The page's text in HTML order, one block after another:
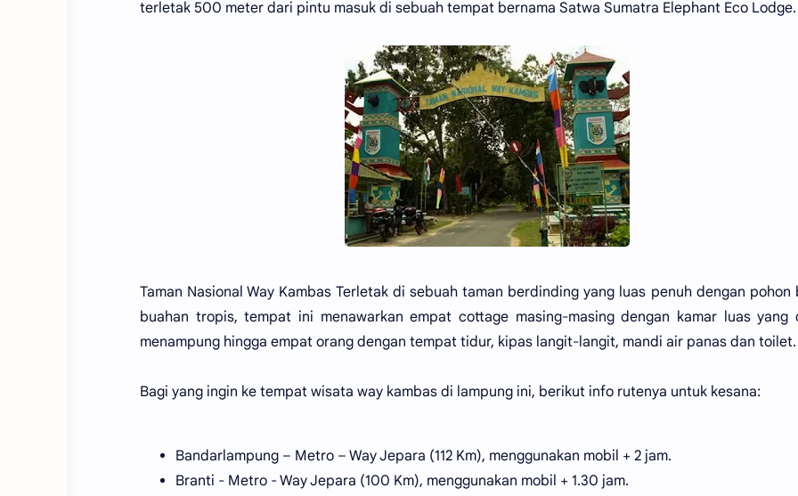
terletak 500 meter dari pintu masuk di sebuah tempat bernama Satwa Sumatra Elephant Eco Lodge.
Taman Nasional Way Kambas Terletak di sebuah taman berdinding yang luas penuh dengan pohon
buahan tropis, tempat ini menawarkan empat cottage masing-masing dengan kamar luas yang
menampung hingga empat orang dengan tempat tidur, kipas langit-langit, mandi air panas dan toilet.
Bagi yang ingin ke tempat wisata way kambas di lampung ini, berikut info rutenya untuk kesana:
Bandarlampung – Metro – Way Jepara (112 Km), menggunakan mobil + 2 jam.
Branti - Metro - Way Jepara (100 Km), menggunakan mobil + 1.30 jam.